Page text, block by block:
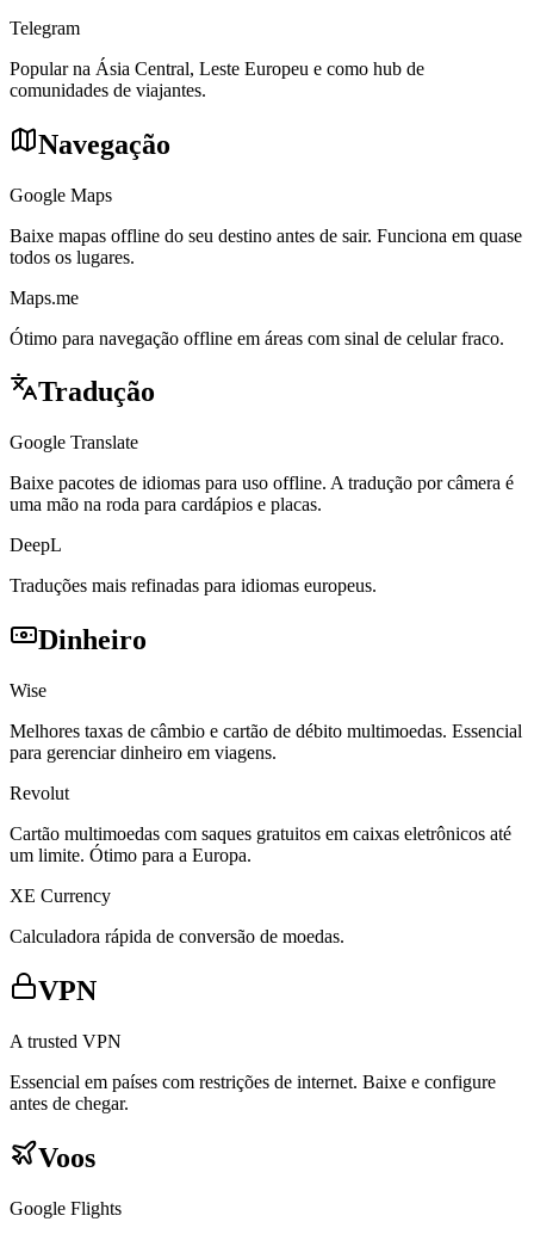
Telegram
Popular na Ásia Central, Leste Europeu e como hub de
comunidades de viajantes.
Navegação
Google Maps
Baixe mapas offline do seu destino antes de sair. Funciona em quase
todos os lugares.
Maps.me
Ótimo para navegação offline em áreas com sinal de celular fraco.
Tradução
Google Translate
Baixe pacotes de idiomas para uso offline. A tradução por câmera é
uma mão na roda para cardápios e placas.
DeepL
Traduções mais refinadas para idiomas europeus.
Dinheiro
Wise
Melhores taxas de câmbio e cartão de débito multimoedas. Essencial
para gerenciar dinheiro em viagens.
Revolut
Cartão multimoedas com saques gratuitos em caixas eletrônicos até
um limite. Ótimo para a Europa.
XE Currency
Calculadora rápida de conversão de moedas.
VPN
A trusted VPN
Essencial em países com restrições de internet. Baixe e configure
antes de chegar.
Voos
Google Flights